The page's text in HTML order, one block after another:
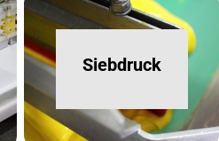
Siebdruck